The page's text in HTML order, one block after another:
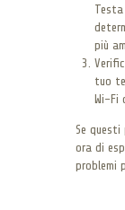
più
tuo
Wi-Fi
Se questi
ora di
problemi